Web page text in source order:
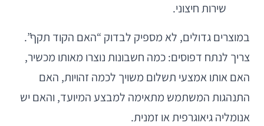
שירות חיצוני.
במוצרים גדולים, לא מספיק לבדוק “האם הקוד תקף”.
צריך לנתח דפוסים: כמה חשבונות נוצרו מאותו מכשיר,
האם אותו אמצעי תשלום משויך לכמה זהויות, האם
התנהגות המשתמש מתאימה למבצע המיועד, והאם יש
אנומליה גיאוגרפית או זמנית.